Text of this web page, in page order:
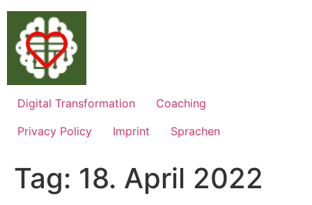
Zum
Inhalt
springen
Digital Transformation
Coaching
Privacy Policy
Imprint Sprachen
Tag: 18. April 2022